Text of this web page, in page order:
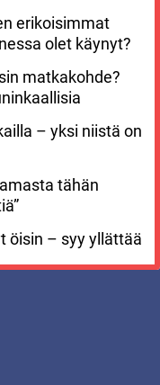
erikoisimmat
olet käynyt?
matkakohde?
– yksi niistä on
tähän
öisin – syy yllättää